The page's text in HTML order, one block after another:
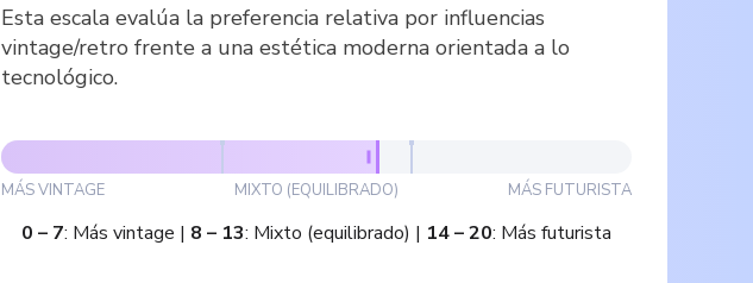
Esta escala evalúa la preferencia relativa por influencias
vintage/retro frente a una estética moderna orientada a lo
tecnológico.
MÁS VINTAGE MIXTO (EQUILIBRADO) MÁS FUTURISTA
0 – 7: Más vintage | 8 – 13: Mixto (equilibrado) | 14–20: Más futurista